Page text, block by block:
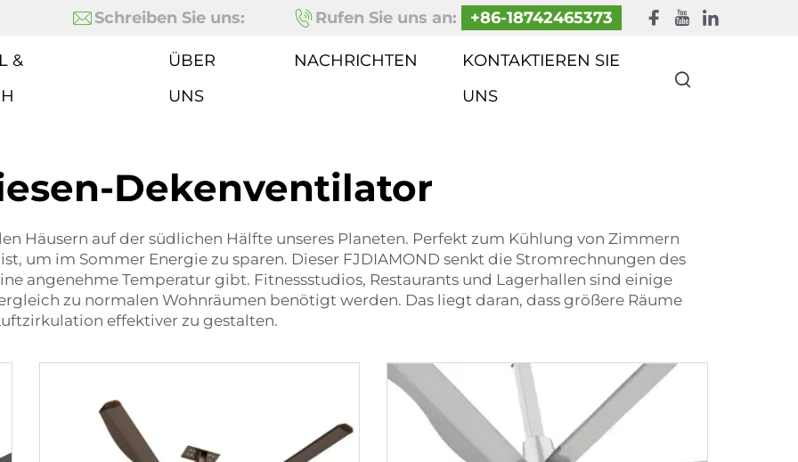
Schreiben Sie uns: Rufen Sie uns an: +86-18742465373
&
ÜBER
UNS
NACHRICHTEN
KONTAKTIEREN SIE
UNS
Dekenventilator
Häusern auf der südlichen Hälfte unseres Planeten. Perfekt zum Kühlung von Zimmern
um im Sommer Energie zu sparen. Dieser FJDIAMOND senkt die Stromrechnungen des
angenehme Temperatur gibt. Fitnessstudios, Restaurants und Lagerhallen sind einige
zu normalen Wohnräumen benötigt werden. Das liegt daran, dass größere Räume
effektiver zu gestalten.